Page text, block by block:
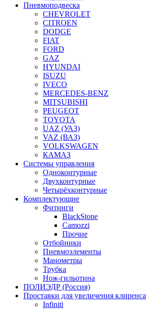
Пневмоподвеска
CHEVROLET
CITROEN
DODGE
FIAT
FORD
GAZ
HYUNDAI
ISUZU
IVECO
MERCEDES-BENZ
MITSUBISHI
PEUGEOT
TOYOTA
UAZ (УАЗ)
VAZ (ВАЗ)
VOLKSWAGEN
КАМАЗ
Системы управления
Одноконтурные
Двухконтурные
Четырёхконтурные
Комплектующие
Фитинги
BlackStone
Camozzi
Прочие
Отбойники
Пневмоэлементы
Манометры
Трубка
Нож-гильотина
ПОЛИЭДР (Россия)
Проставки для увеличения клиренса
Infiniti